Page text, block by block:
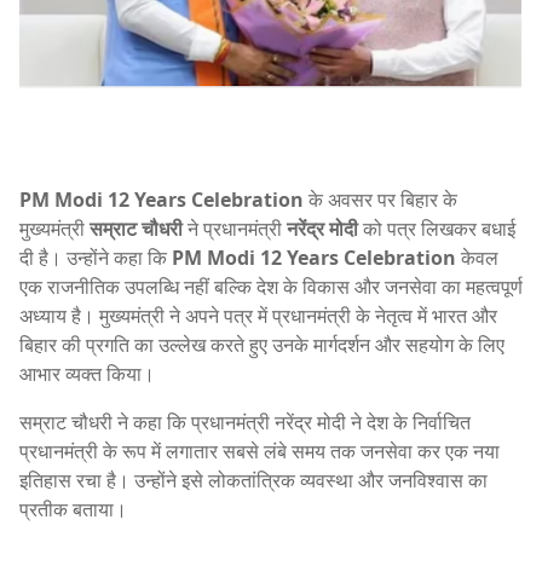
PM Modi 12 Years Celebration के अवसर पर बिहार के
मुख्यमंत्रीसम्राट चौधरीने प्रधानमंत्रीनरेंद्र मोदीको पत्र लिखकर बधाई
दी है। उन्होंने कहा कि PM Modi 12 Years Celebration केवल
एक राजनीतिक उपलब्धि नहीं बल्कि देश के विकास और जनसेवा का महत्वपूर्ण
अध्याय है। मुख्यमंत्री ने अपने पत्र में प्रधानमंत्री के नेतृत्व में भारत और
बिहार की प्रगति का उल्लेख करते हुए उनके मार्गदर्शन और सहयोग के लिए
आभार व्यक्त किया।
सम्राट चौधरी ने कहा कि प्रधानमंत्री नरेंद्र मोदी ने देश के निर्वाचित
प्रधानमंत्री के रूप में लगातार सबसे लंबे समय तक जनसेवा कर एक नया
इतिहास रचा है। उन्होंने इसे लोकतांत्रिक व्यवस्था और जनविश्वास का
प्रतीक बताया।